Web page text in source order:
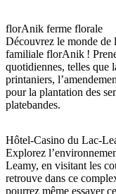
florAnik ferme florale
Découvrez le monde de
familiale florAnik !
quotidiennes, telles que
printaniers,
pour la plantation des
platebandes.
Hôtel-Casino du Lac-
Explorez
Leamy, en visitant les
retrouve dans ce
pourrez même essayer